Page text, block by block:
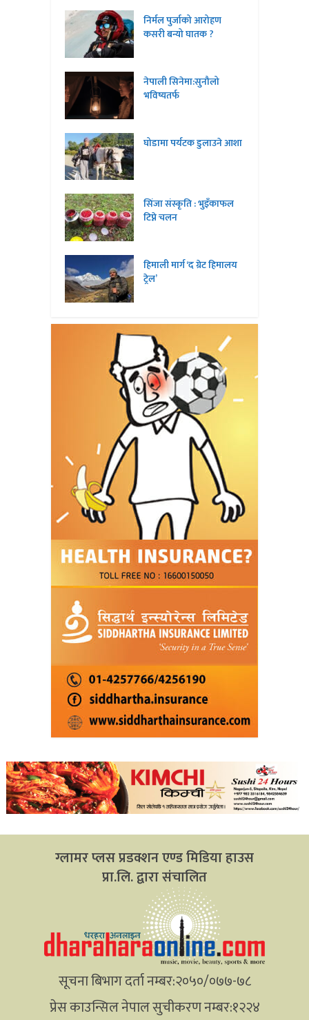
निर्मल पुर्जाको आरोहण
कसरी बन्यो घातक ?
नेपाली सिनेमा:सुनौलो
भविष्यतर्फ
घोडामा पर्यटक डुलाउने आशा
सिंजा संस्कृति : भुइँकाफल
टिप्ने चलन
हिमाली मार्ग ‘द ग्रेट हिमालय
ट्रेल’
ग्लामर प्लस प्रडक्शन एण्ड मिडिया हाउस
प्रा.लि. द्वारा संचालित
सूचना बिभाग दर्ता नम्बर:२०५०/०७७-७८
प्रेस काउन्सिल नेपाल सुचीकरण नम्बर:१२२४